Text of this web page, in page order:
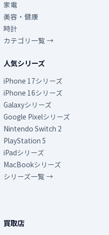
家電
美容・健康
時計
カテゴリ一覧 →
人気シリーズ
iPhone 17シリーズ
iPhone 16シリーズ
Galaxyシリーズ
Google Pixelシリーズ
Nintendo Switch 2
PlayStation 5
iPadシリーズ
MacBookシリーズ
シリーズ一覧 →
買取店